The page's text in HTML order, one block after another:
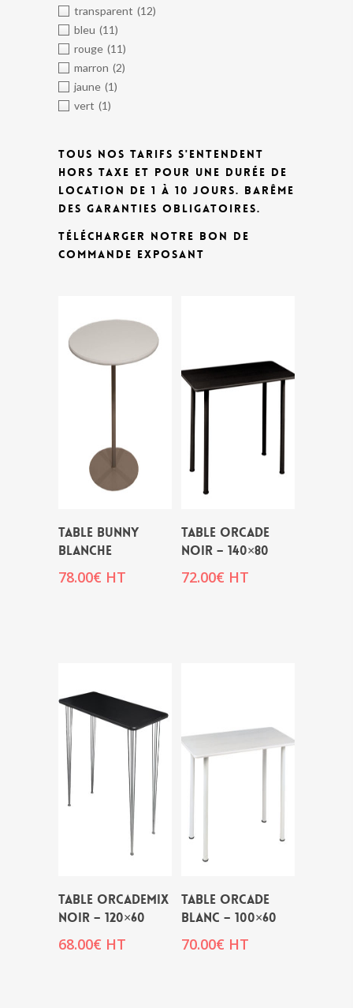
transparent (12)
bleu (11)
rouge (11)
marron (2)
jaune (1)
vert (1)
TOUS NOS TARIFS S'ENTENDENT
HORS TAXE ET POUR UNE DURÉE DE
LOCATION DE 1 À 10 JOURS. BARÊME
DES GARANTIES OBLIGATOIRES.
TÉLÉCHARGER NOTRE BON DE
COMMANDE EXPOSANT
TABLE BUNNY
BLANCHE
78.00€ HT
TABLE ORCADE
NOIR – 140×80
72.00€ HT
TABLE ORCADEMIX
NOIR – 120×60
68.00€ HT
TABLE ORCADE
BLANC – 100×60
70.00€ HT